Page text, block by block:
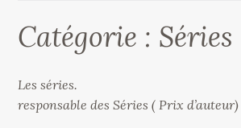
Catégorie : Séries
Les séries.
responsable des Séries ( Prix